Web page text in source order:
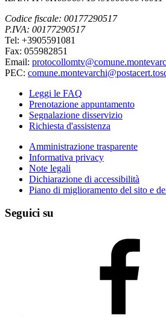
Codice fiscale: 00177290517
P.IVA: 00177290517
Tel: +3905591081
Fax: 055982851
Email:
PEC:
Leggi le FAQ
Prenotazione appuntamento
Segnalazione disservizio
Richiesta d'assistenza
Amministrazione trasparente
Informativa privacy
Note legali
Dichiarazione di accessibilità
Piano di miglioramento del sito e
Seguici su